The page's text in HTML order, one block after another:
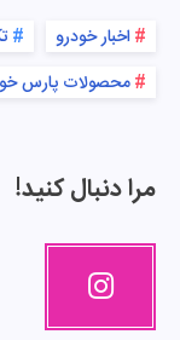
اخبار خودرو
محصولات پارس
مرا دنبال کنید!